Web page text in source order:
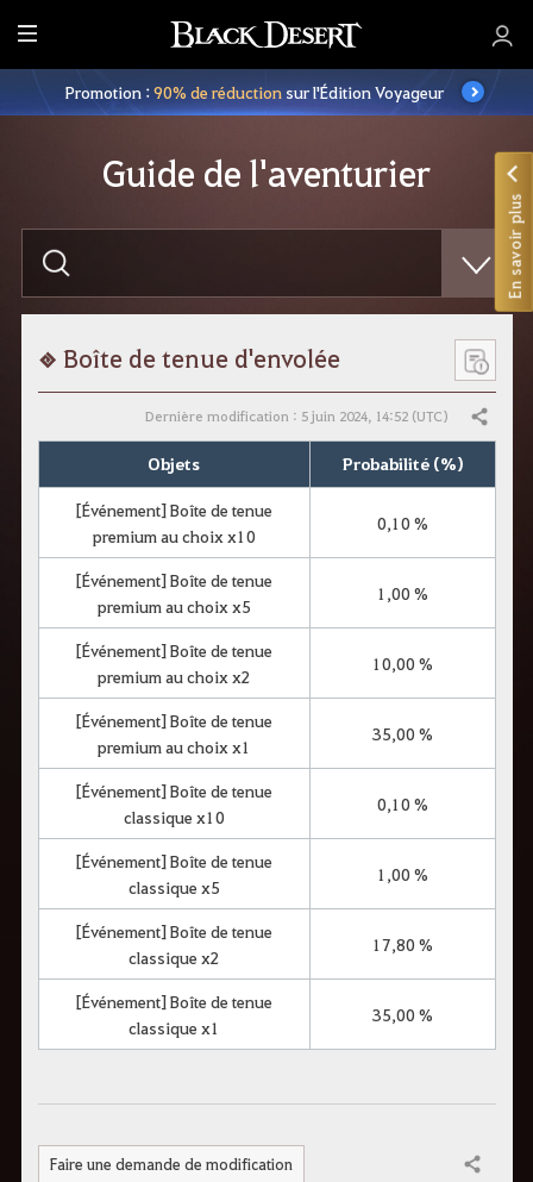
M
e
n
Promotion :90% de réductionsur l'Édition Voyageur
Guide de l'aventurier
s
i
Boîte de tenue d'envolée
Dernière modification : 5 juin 2024, 14:52 (UTC) Partager
Objets Probabilité (%)
[Événement] Boîte de tenue
premium au choix x10
0,10 %
[Événement] Boîte de tenue
premium au choix x5
1,00 %
[Événement] Boîte de tenue
premium au choix x2
10,00 %
[Événement] Boîte de tenue
premium au choix x1
35,00 %
[Événement] Boîte de tenue
classique x10
0,10 %
[Événement] Boîte de tenue
classique x5
1,00 %
[Événement] Boîte de tenue
classique x2
17,80 %
[Événement] Boîte de tenue
classique x1
35,00 %
Faire une demande de modification Partager
En savoir plus